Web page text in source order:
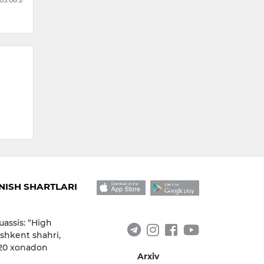
SHARTLARI
“High
shahri,
xonadon
Arxiv